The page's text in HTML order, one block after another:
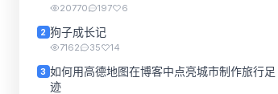
20770 197 6
2 狗子成长记
7162 35 14
3 如何用高德地图在博客中点亮城市制作旅行足
迹